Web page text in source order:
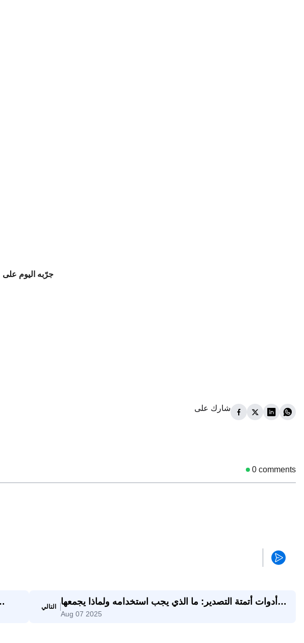
جرّبه اليوم على
شارك على
0 comments
التالي
أدوات أتمتة التصدير: ما الذي يجب استخدامه ولماذا يجمعها
SaleAI
Aug 07 2025